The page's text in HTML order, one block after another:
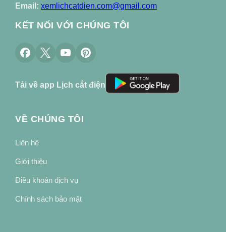
Email: xemlichcatdien.com@gmail.com
KẾT NỐI VỚI CHÚNG TÔI
Tải về app Lịch cắt điện
VỀ CHÚNG TÔI
Liên hệ
Giới thiệu
Điều khoản dịch vụ
Chính sách bảo mật